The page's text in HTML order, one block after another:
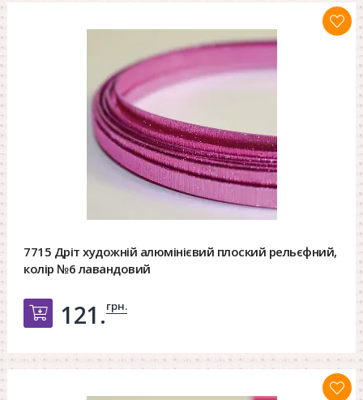
7715 Дріт художній алюмінієвий плоский рельєфний,
колір №6 лавандовий
Добавить в корзину
121.грн.